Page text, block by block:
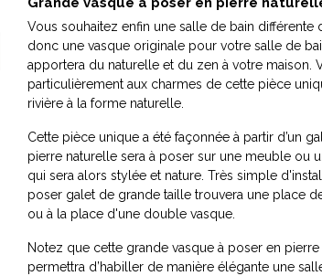
Vous souhaitez enfin une salle de bain différente
donc une vasque originale pour votre salle de
apportera du naturelle et du zen à votre maison.
particulièrement aux charmes de cette pièce
rivière à la forme naturelle.
Cette pièce unique a été façonnée à partir d’un
pierre naturelle sera à poser sur une meuble ou
qui sera alors stylée et nature. Très simple
poser galet de grande taille trouvera une place
ou à la place d'une double vasque.
Notez que cette grande vasque à poser en
permettra d’habiller de manière élégante une